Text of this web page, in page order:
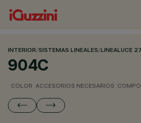
INTERIOR/SISTEMAS LINEALES/LINEALUCE 27
904C
COLOR ACCESORIOS NECESARIOS